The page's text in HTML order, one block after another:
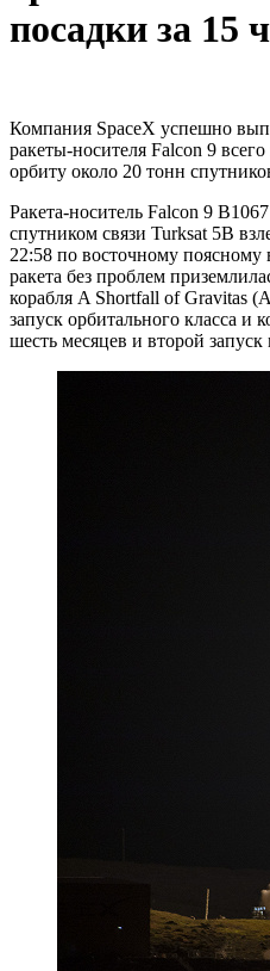
посадки за 15
Компания SpaceX успешно
ракеты-носителя Falcon 9
орбиту около 20 тонн
Ракета-носитель Falcon 9
спутником связи Turksat 5B
22:58 по восточному поясному
ракета без проблем
корабля A Shortfall of Gravitas
запуск орбитального класса и
шесть месяцев и второй